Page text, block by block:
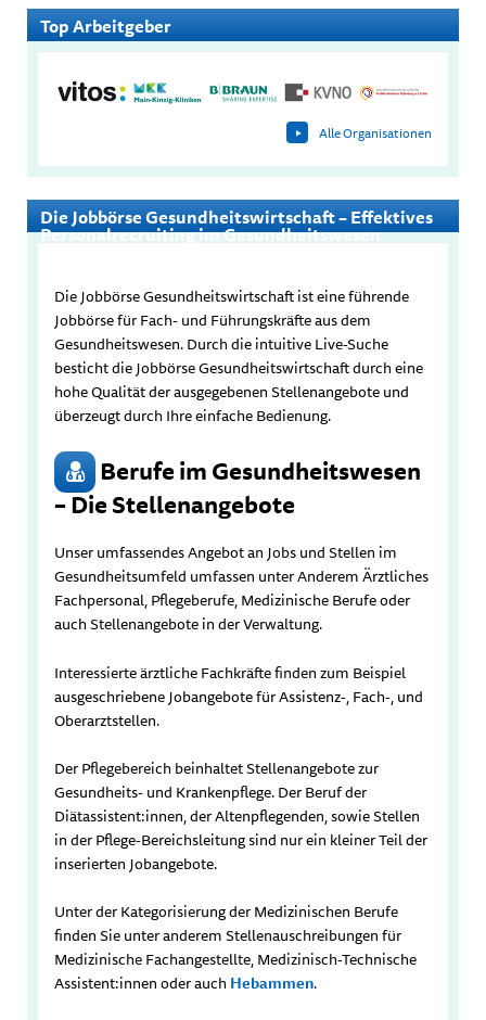
Top Arbeitgeber
Alle Organisationen
Die Jobbörse Gesundheitswirtschaft – Effektives
Personalrecruiting im Gesundheitswesen
Die Jobbörse Gesundheitswirtschaft ist eine führende
Jobbörse für Fach- und Führungskräfte aus dem
Gesundheitswesen. Durch die intuitive Live-Suche
besticht die Jobbörse Gesundheitswirtschaft durch eine
hohe Qualität der ausgegebenen Stellenangebote und
überzeugt durch Ihre einfache Bedienung.
Berufe im Gesundheitswesen
– Die Stellenangebote
Unser umfassendes Angebot an Jobs und Stellen im
Gesundheitsumfeld umfassen unter Anderem Ärztliches
Fachpersonal, Pflegeberufe, Medizinische Berufe oder
auch Stellenangebote in der Verwaltung.
Interessierte ärztliche Fachkräfte finden zum Beispiel
ausgeschriebene Jobangebote für Assistenz-, Fach-, und
Oberarztstellen.
Der Pflegebereich beinhaltet Stellenangebote zur
Gesundheits- und Krankenpflege. Der Beruf der
Diätassistent:innen, der Altenpflegenden, sowie Stellen
in der Pflege-Bereichsleitung sind nur ein kleiner Teil der
inserierten Jobangebote.
Unter der Kategorisierung der Medizinischen Berufe
finden Sie unter anderem Stellenauschreibungen für
Medizinische Fachangestellte, Medizinisch-Technische
Assistent:innen oder auch Hebammen.